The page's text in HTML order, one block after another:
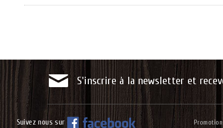
S'inscrire à la newsletter et
Suivez nous sur